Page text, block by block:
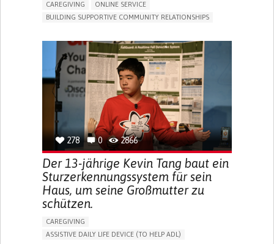
CAREGIVING
ONLINE SERVICE
BUILDING SUPPORTIVE COMMUNITY RELATIONSHIPS
GENERAL AND FAMILY MEDICINE
AGING
CAREGIVER SUPPORT
UNITED STATES
278 0 2866
Der 13-jährige Kevin Tang baut ein
Sturzerkennungssystem für sein
Haus, um seine Großmutter zu
schützen.
CAREGIVING
ASSISTIVE DAILY LIFE DEVICE (TO HELP ADL)